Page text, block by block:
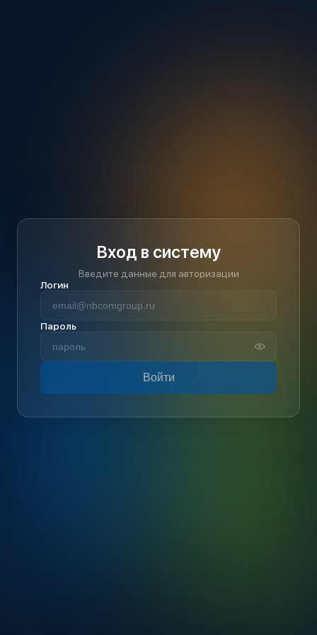
Вход в систему
Введите данные для авторизации
Логин
Пароль
Войти